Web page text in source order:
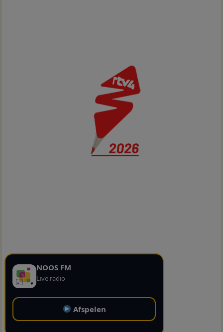
NOOS FM
Live radio
Afspelen